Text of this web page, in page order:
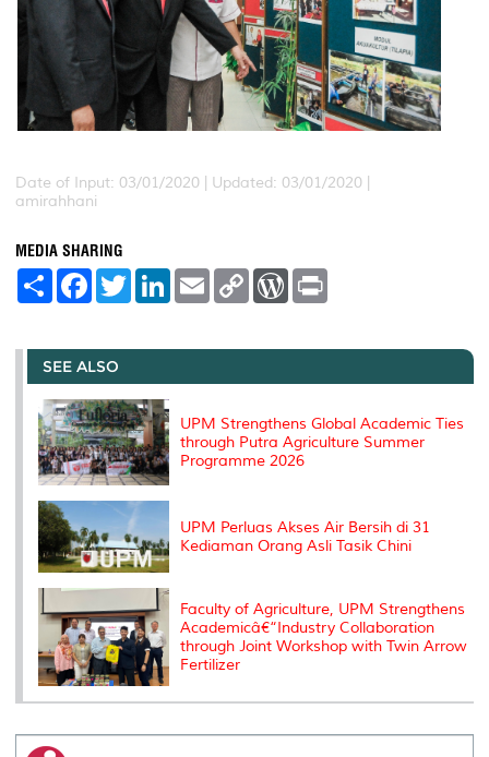
Date of Input: 03/01/2020 | Updated: 03/01/2020 |
amirahhani
MEDIA SHARING
S
e
F
a
b
o
o
k
T
w
t
r
L
e
I
E
m
l
C
L
n
W
P
e
t
SEE ALSO
UPM Strengthens Global Academic Ties
through Putra Agriculture Summer
Programme 2026
UPM Perluas Akses Air Bersih di 31
Kediaman Orang Asli Tasik Chini
Faculty of Agriculture, UPM Strengthens
Academicâ€“Industry Collaboration
through Joint Workshop with Twin Arrow
Fertilizer